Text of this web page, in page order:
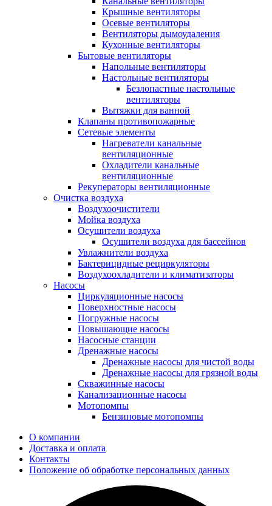
Крышные вентиляторы
Осевые вентиляторы
Вентиляторы дымоудаления
Кухонные вентиляторы
Бытовые вентиляторы
Напольные вентиляторы
Настольные вентиляторы
Безлопастные настольные
вентиляторы
Вытяжки для ванной
Клапаны противопожарные
Сетевые элементы
Нагреватели канальные
вентиляционные
Охладители канальные
вентиляционные
Рекуператоры вентиляционные
Очистка воздуха
Воздухоочистители
Мойка воздуха
Осушители воздуха
Осушители воздуха для бассейнов
Увлажнители воздуха
Бактерицидные рециркуляторы
Воздухоохладители и климатизаторы
Насосы
Циркуляционные насосы
Поверхностные насосы
Погружные насосы
Повышающие насосы
Насосные станции
Дренажные насосы
Дренажные насосы для чистой воды
Дренажные насосы для грязной воды
Скважинные насосы
Канализационные насосы
Мотопомпы
Бензиновые мотопомпы
О компании
Доставка и оплата
Контакты
Положение об обработке персональных данных